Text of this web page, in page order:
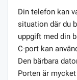
Din telefon kan
situation där du
uppgift med din
C-port kan
Den bärbara
Porten är